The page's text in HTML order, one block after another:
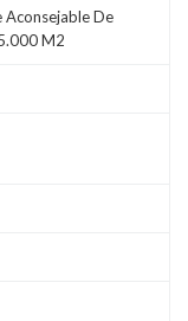
Aconsejable De
M2